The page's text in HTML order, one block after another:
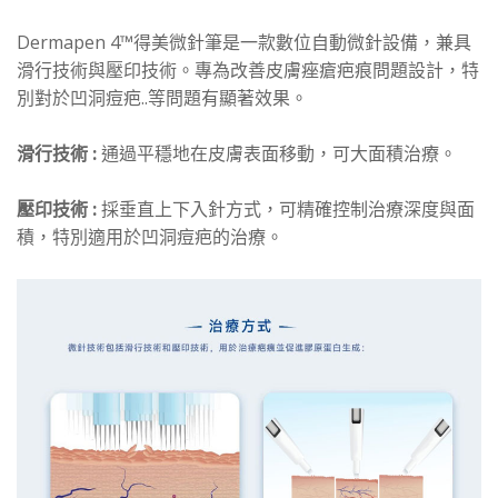
Dermapen 4™得美微針筆是一款數位自動微針設備，兼具
滑行技術與壓印技術。專為改善皮膚痤瘡疤痕問題設計，特
別對於凹洞痘疤..等問題有顯著效果。
滑行技術 :通過平穩地在皮膚表面移動，可大面積治療。
壓印技術 :採垂直上下入針方式，可精確控制治療深度與面
積，特別適用於凹洞痘疤的治療。